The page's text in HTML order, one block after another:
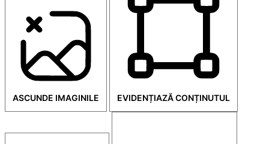
ASCUNDE IMAGINILE EVIDENȚIAZĂ CONȚINUTUL